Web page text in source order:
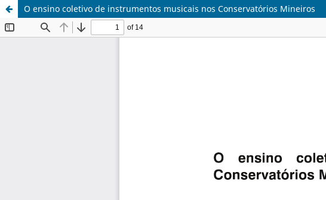
O ensino coletivo de instrumentos musicais nos Conservatórios Mineiros